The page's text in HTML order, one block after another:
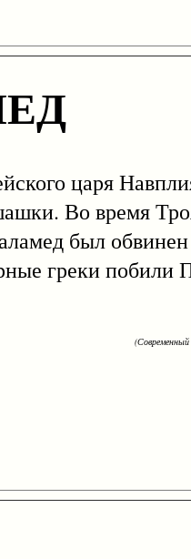
царя Навплия.
Во время
был
греки побили